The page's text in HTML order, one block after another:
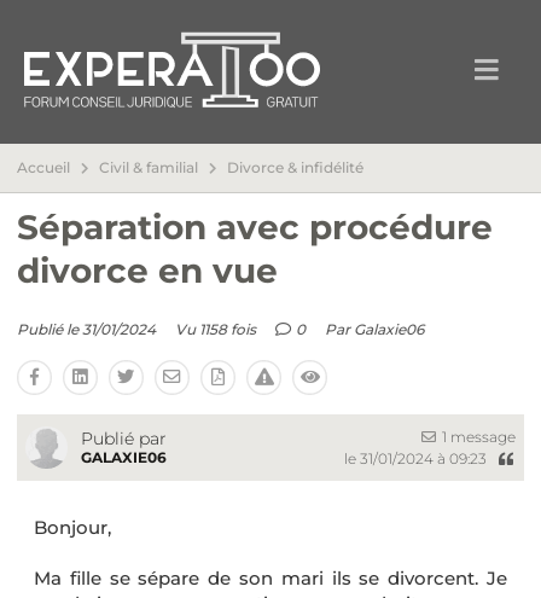
Accueil Civil & familial Divorce & infidélité
Séparation avec procédure
divorce en vue
Publié le 31/01/2024 Vu 1158 fois 0 Par Galaxie06
Publié par
GALAXIE06
1 message
le 31/01/2024 à 09:23
Bonjour,
Ma fille se sépare de son mari ils se divorcent. Je